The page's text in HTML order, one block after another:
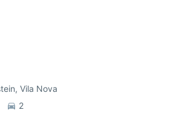
Vila Nova
2